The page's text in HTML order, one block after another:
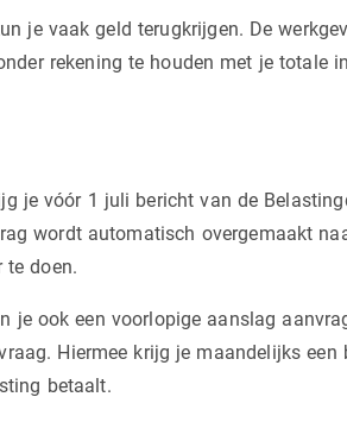
je vaak geld terugkrijgen. De
rekening te houden met je totale
je vóór 1 juli bericht van de
wordt automatisch overgemaakt
te doen.
ook een voorlopige aanslag
Hiermee krijg je maandelijks een
betaalt.